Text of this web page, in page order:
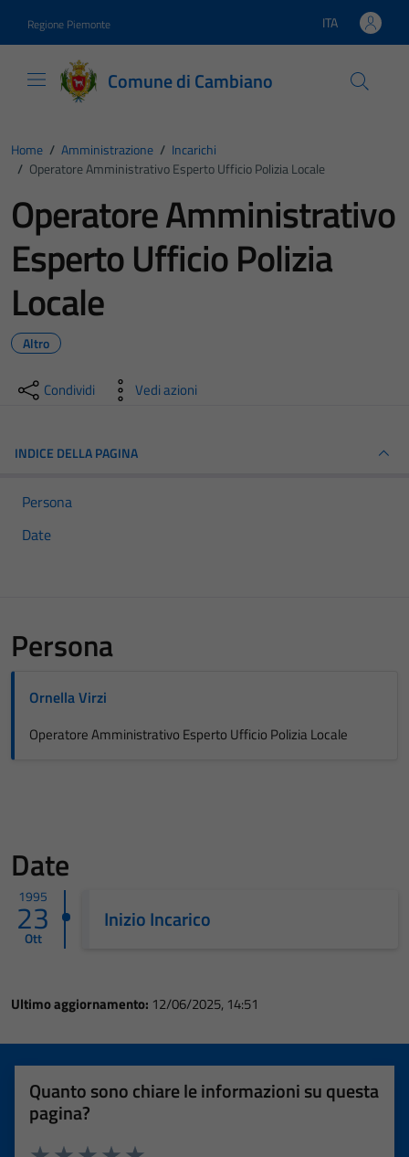
Regione Piemonte Lingua attiva:
ITA
Comune di Cambiano
Home / Amministrazione / Incarichi
/ Operatore Amministrativo Esperto Ufficio Polizia Locale
Operatore Amministrativo
Esperto Ufficio Polizia
Locale
Altro
Condividi Vedi azioni
INDICE DELLA PAGINA
Persona
Date
Persona
Ornella Virzi
Operatore Amministrativo Esperto Ufficio Polizia Locale
Date
1995
23
Ott
Inizio Incarico
Ultimo aggiornamento: 12/06/2025, 14:51
Quanto sono chiare le informazioni su questa
pagina?